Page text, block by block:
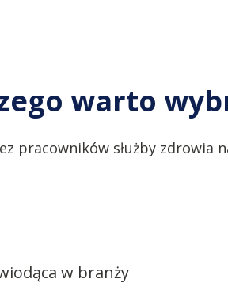
warto
pracowników służby zdrowia
w branży